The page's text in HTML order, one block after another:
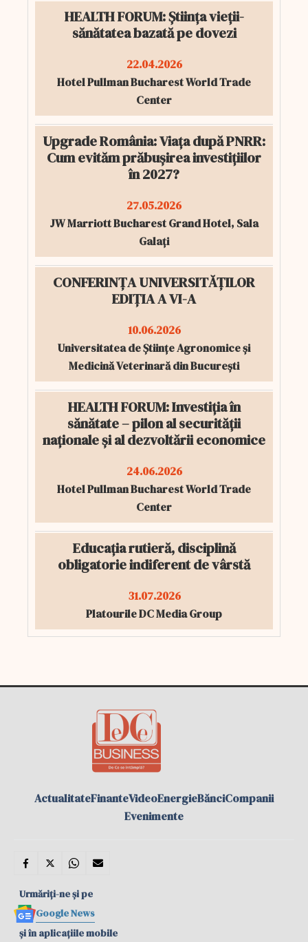
HEALTH FORUM: Știința vieții-
sănătatea bazată pe dovezi
22.04.2026
Hotel Pullman Bucharest World Trade
Center
Upgrade România: Viața după PNRR:
Cum evităm prăbușirea investițiilor
în 2027?
27.05.2026
JW Marriott Bucharest Grand Hotel, Sala
Galați
CONFERINȚA UNIVERSITĂȚILOR
EDIȚIA A VI-A
10.06.2026
Universitatea de Științe Agronomice și
Medicină Veterinară din București
HEALTH FORUM: Investiția în
sănătate – pilon al securității
naționale și al dezvoltării economice
24.06.2026
Hotel Pullman Bucharest World Trade
Center
Educația rutieră, disciplină
obligatorie indiferent de vârstă
31.07.2026
Platourile DC Media Group
ActualitateFinanteVideoEnergieBănciCompanii
Evenimente
Urmăriți-ne și pe
Google News
și în aplicațiile mobile